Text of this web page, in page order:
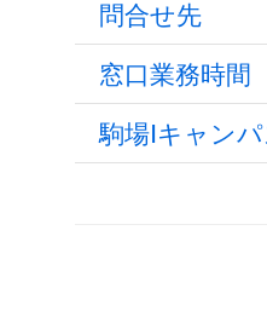
問合せ先
窓口業務時間
駒場Ⅰキャン